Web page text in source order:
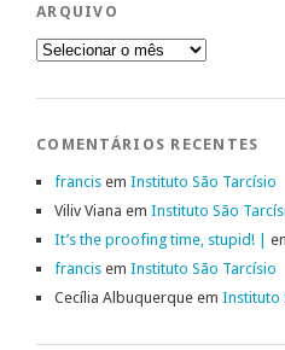
ARQUIVO
Arquivo
COMENTÁRIOS RECENTES
francis em Instituto São Tarcísio
Viliv Viana em Instituto São
It’s the proofing time, stupid! |
francis em Instituto São Tarcísio
Cecília Albuquerque em Instituto